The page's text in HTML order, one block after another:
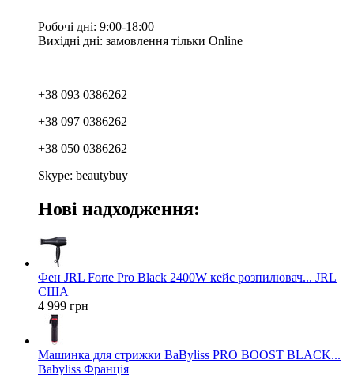
Робочі дні: 9:00-18:00
Вихідні дні: замовлення тільки Online
+38 093 0386262
+38 097 0386262
+38 050 0386262
Skype: beautybuy
Нові надходження:
Фен JRL Forte Pro Black 2400W кейс розпилювач... JRL
США
4 999 грн
Машинка для стрижки BaByliss PRO BOOST BLACK...
Babyliss Франція